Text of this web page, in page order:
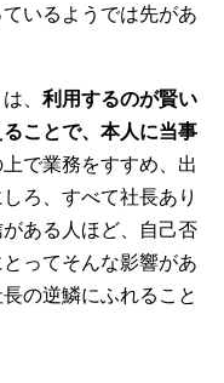
いるようでは先があ
、 利用するのが賢い
ことで、本人に当事
上で業務をすすめ、出
ろ、すべて社長あり
ある人ほど、自己否
ってそんな影響があ
の逆鱗にふれること